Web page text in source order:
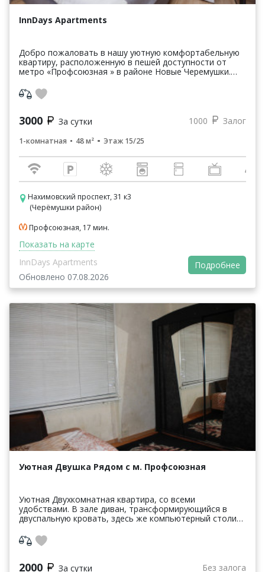
InnDays Apartments
Добро пожаловать в нашу уютную комфортабельную
квартиру, расположенную в пешей доступности от
метро «Профсоюзная » в районе Новые Черемушки.
более ...
3000 За сутки 1000 Залог
1-комнатная 48 м² Этаж 15/25
Нахимовский проспект, 31 к3
(Черёмушки район)
Профсоюзная, 17 мин.
Показать на карте
InnDays Apartments
Обновлено 07.08.2026
Подробнее
Уютная Двушка Рядом с м. Профсоюзная
Уютная Двухкомнатная квартира, со всеми
удобствами. В зале диван, трансформирующийся в
двуспальную кровать, здесь же компьютерный столик
комнате – отличн...
2000 За сутки Без залога